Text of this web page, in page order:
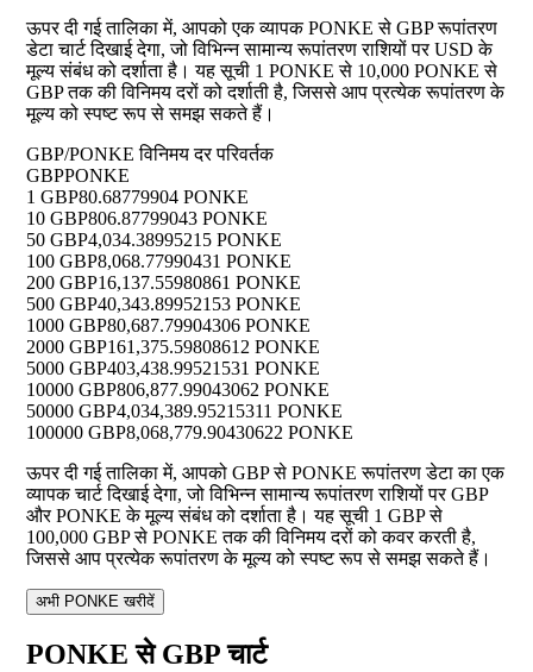
ऊपर दी गई तालिका में, आपको एक व्यापक PONKE से GBP रूपांतरण
डेटा चार्ट दिखाई देगा, जो विभिन्न सामान्य रूपांतरण राशियों पर USD के
मूल्य संबंध को दर्शाता है। यह सूची 1 PONKE से 10,000 PONKE से
GBP तक की विनिमय दरों को दर्शाती है, जिससे आप प्रत्येक रूपांतरण के
मूल्य को स्पष्ट रूप से समझ सकते हैं।
GBP/PONKE विनिमय दर परिवर्तक
GBPPONKE
1 GBP80.68779904 PONKE
10 GBP806.87799043 PONKE
50 GBP4,034.38995215 PONKE
100 GBP8,068.77990431 PONKE
200 GBP16,137.55980861 PONKE
500 GBP40,343.89952153 PONKE
1000 GBP80,687.79904306 PONKE
2000 GBP161,375.59808612 PONKE
5000 GBP403,438.99521531 PONKE
10000 GBP806,877.99043062 PONKE
50000 GBP4,034,389.95215311 PONKE
100000 GBP8,068,779.90430622 PONKE
ऊपर दी गई तालिका में, आपको GBP से PONKE रूपांतरण डेटा का एक
व्यापक चार्ट दिखाई देगा, जो विभिन्न सामान्य रूपांतरण राशियों पर GBP
और PONKE के मूल्य संबंध को दर्शाता है। यह सूची 1 GBP से
100,000 GBP से PONKE तक की विनिमय दरों को कवर करती है,
जिससे आप प्रत्येक रूपांतरण के मूल्य को स्पष्ट रूप से समझ सकते हैं।
अभी PONKE खरीदें
PONKE से GBP चार्ट